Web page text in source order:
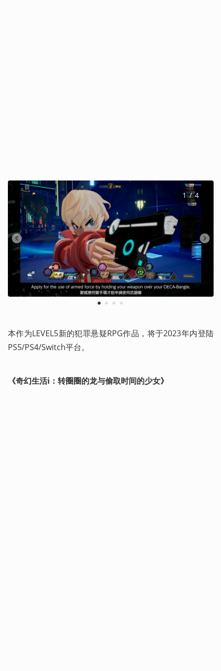
1 2 3 4
1 / 4
本作为LEVEL5新的犯罪悬疑RPG作品，将于2023年内登陆
PS5/PS4/Switch平台。
《奇幻生活i：转圈圈的龙与偷取时间的少女》